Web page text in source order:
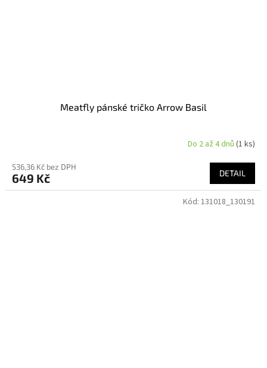
Meatfly pánské tričko Arrow Basil
Do 2 až 4 dnů (1 ks)
536,36 Kč bez DPH
649 Kč DETAIL
Kód: 131018_130191